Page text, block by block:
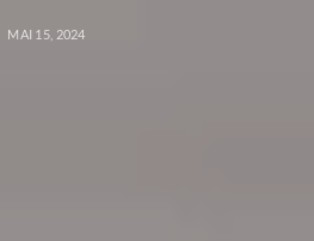
MAI 15, 2024